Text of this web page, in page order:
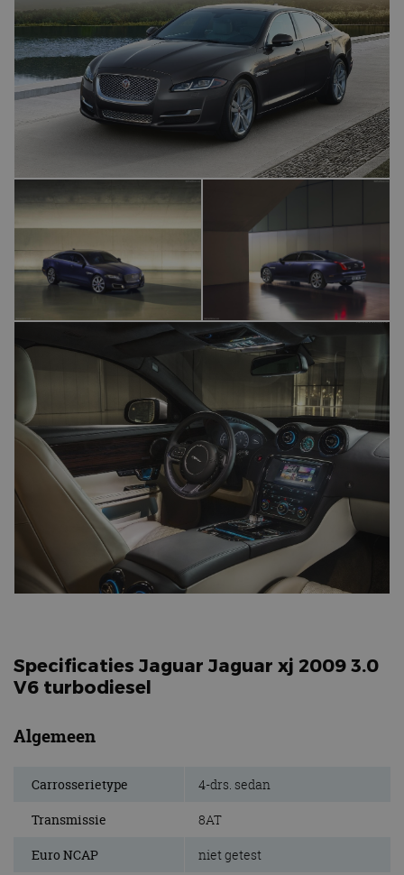
Specificaties Jaguar Jaguar xj 2009 3.0
V6 turbodiesel
Algemeen
Carrosserietype 4-drs. sedan
Transmissie 8AT
Euro NCAP niet getest